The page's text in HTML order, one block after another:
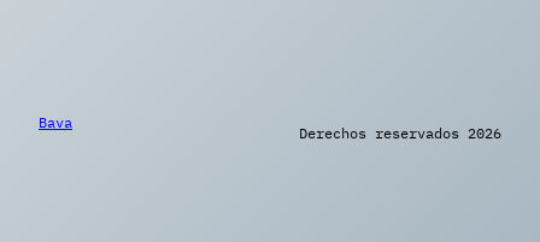
Bava
Derechos reservados 2026